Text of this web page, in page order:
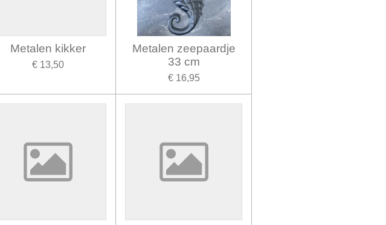
Metalen kikker
€ 13,50
Metalen zeepaardje
33 cm
€ 16,95